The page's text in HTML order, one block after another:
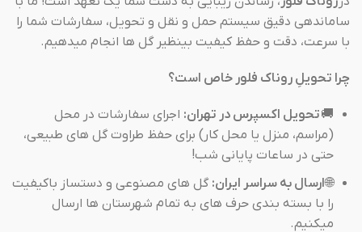
ساماندهی دقیق سیستم حمل و نقل و تحویل، سفارشات شما را
با سرعت، دقت و حفظ کیفیت بینظیر گل ها انجام میدهیم.
چرا تحویلِ روناک فلور خاص است؟
🚚تحویل اکسپرس در تهران: اجرای سفارشات در محل
(مراسم، منزل یا محل کار) برای حفظ طراوت گل های طبیعی،
حتی در ساعات پایانی شب!
🌐ارسال به سراسر ایران: گل های مصنوعی و دستساز باکیفیت
را با بسته بندی حرف های به تمام شهرستان ها ارسال
میکنیم.